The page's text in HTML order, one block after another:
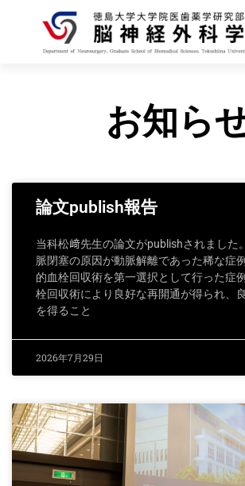
お知ら
論文publish報告
当科松﨑先生の論文がpublishされました
脈閉塞の原因が動脈解離であった稀な症
的血栓回収術を第一選択として行った症
栓回収術により良好な再開通が得られ、
を得ること
2026年7月29日